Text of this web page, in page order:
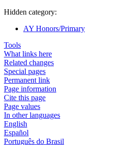
Hidden category:
AY Honors/Primary
Tools
What links here
Related changes
Special pages
Permanent link
Page information
Cite this page
Page values
In other languages
English
Español
Português do Brasil